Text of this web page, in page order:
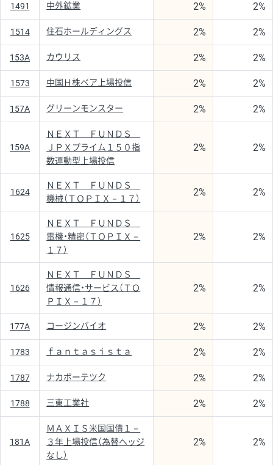
1491 中外鉱業 2% 2%
1514 住石ホールディングス 2% 2%
153A カウリス 2% 2%
1573 中国Ｈ株ベア上場投信 2% 2%
157A グリーンモンスター 2% 2%
159A
ＮＥＸＴ ＦＵＮＤＳ
ＪＰＸプライム１５０指
数連動型上場投信
2% 2%
1624
ＮＥＸＴ ＦＵＮＤＳ
機械（ＴＯＰＩＸ－１７）
2% 2%
1625
ＮＥＸＴ ＦＵＮＤＳ
電機・精密（ＴＯＰＩＸ－
１７）
2% 2%
1626
ＮＥＸＴ ＦＵＮＤＳ
情報通信・サービス（ＴＯ
ＰＩＸ－１７）
2% 2%
177A コージンバイオ 2% 2%
1783 ｆａｎｔａｓｉｓｔａ 2% 2%
1787 ナカボーテツク 2% 2%
1788 三東工業社 2% 2%
181A
ＭＡＸＩＳ米国国債１－
３年上場投信（為替ヘッジ
なし）
2% 2%